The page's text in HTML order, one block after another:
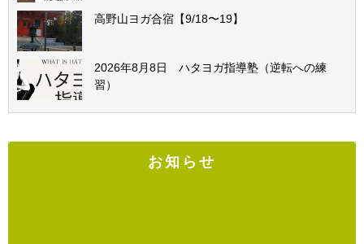
高野山ヨガ合宿【9/18〜19】
2026年8月8日 ハタヨガ指導塾（逆転への練
習）
お知らせ